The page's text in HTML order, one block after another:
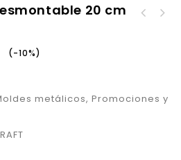
20 cm
-10%
metálicos, Promociones y